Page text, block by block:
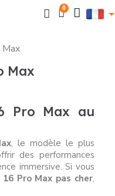
Max
Max
Pro Max au
, le modèle le plus
des performances
immersive. Si vous
Pro Max pas cher,